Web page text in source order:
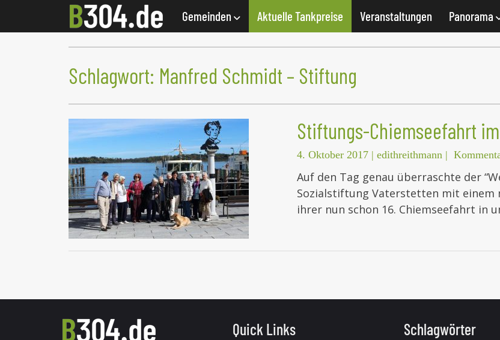
Gemeinden Aktuelle Tankpreise Veranstaltungen Panorama
Schlagwort: Manfred Schmidt – Stiftung
Stiftungs-Chiemseefahrt
4. Oktober 2017 | edithreithmann |
Auf den Tag genau überraschte der
Sozialstiftung Vaterstetten mit
ihrer nun schon 16. Chiemseefahrt in
Quick Links Schlagwörter